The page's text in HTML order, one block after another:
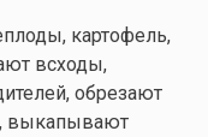
картофель,
всходы,
обрезают
выкапывают